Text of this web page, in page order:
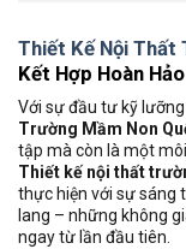
Thiết Kế Nội Thất
Kết Hợp Hoàn
Với sự đầu tư kỹ
Trường Mầm Non
tập mà còn là một
Thiết kế nội thất
thực hiện với sự sáng
lang – những không
ngay từ lần đầu tiên.